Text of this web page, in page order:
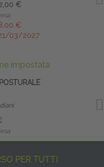
€
€
03/2027
PER TUTTI